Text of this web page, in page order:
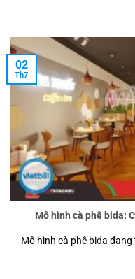
Mô hình cà phê bida:
Mô hình cà phê bida
02
Th7